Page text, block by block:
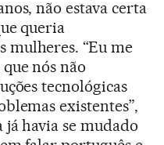
não estava certa
queria
“Eu me
nós não
tecnológicas
existentes”,
havia se mudado